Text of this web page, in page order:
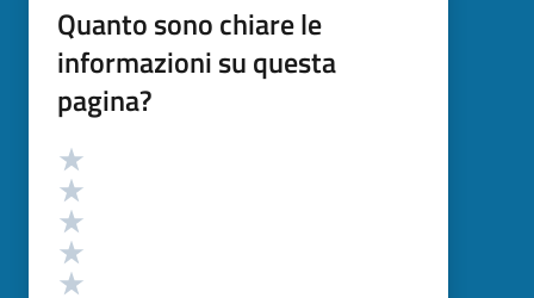
Quanto sono chiare le
informazioni su questa
pagina?
Valutazione